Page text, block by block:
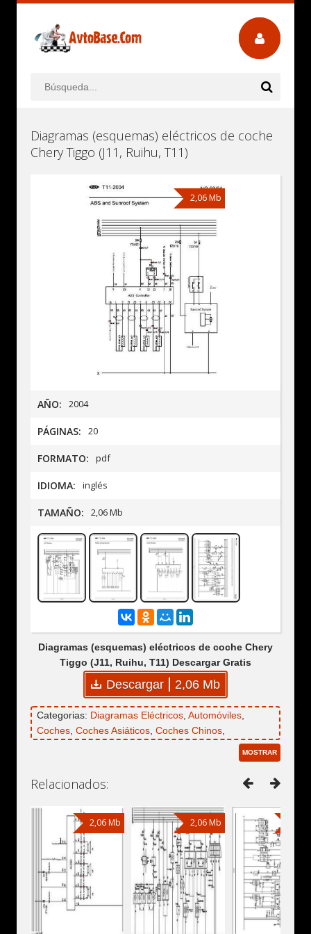
Diagramas (esquemas) eléctricos de coche
Chery Tiggo (J11, Ruihu, T11)
2,06 Mb
AÑO: 2004
PÁGINAS: 20
FORMATO: pdf
IDIOMA: inglés
TAMAÑO: 2,06 Mb
Diagramas (esquemas) eléctricos de coche Chery
Tiggo (J11, Ruihu, T11) Descargar Gratis
Descargar 2,06 Mb
Categorias: Diagramas Eléctricos, Automóviles,
Coches, Coches Asiáticos, Coches Chinos,
Chery
MOSTRAR
Relacionados:
2,06 Mb 2,06 Mb